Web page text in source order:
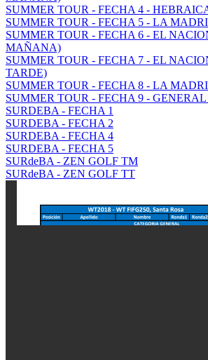
SUMMER TOUR - FECHA 4 -
SUMMER TOUR - FECHA 5 - LA
SUMMER TOUR - FECHA 6 - EL
MAÑANA)
SUMMER TOUR - FECHA 7 - EL
TARDE)
SUMMER TOUR - FECHA 8 - LA
SUMMER TOUR - FECHA 9 - GENERAL
SURDEBA - FECHA 1
SURDEBA - FECHA 2
SURDEBA - FECHA 4
SURDEBA - FECHA 5
SURdeBA - ZEN GOLF TM
SURdeBA - ZEN GOLF TT